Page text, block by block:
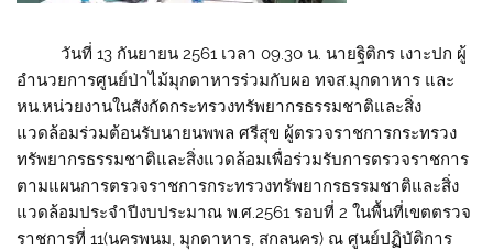
วันที่ 13 กันยายน 2561 เวลา 09.30 น. นายฐิติกร เงาะปก ผู้
อำนวยการศูนย์ป่าไม้มุกดาหารร่วมกับผอ ทจส.มุกดาหาร และ
หน.หน่วยงานในสังกัดกระทรวงทรัพยากรธรรมชาติและสิ่ง
แวดล้อมร่วมต้อนรับนายนพพล ศรีสุข ผู้ตรวจราชการกระทรวง
ทรัพยากรธรรมชาติและสิ่งแวดล้อมเพื่อร่วมรับการตรวจราชการ
ตามแผนการตรวจราชการกระทรวงทรัพยากรธรรมชาติและสิ่ง
แวดล้อมประจำปีงบประมาณ พ.ศ.2561 รอบที่ 2 ในพื้นที่เขตตรวจ
ราชการที่ 11(นครพนม, มุกดาหาร, สกลนคร) ณ ศูนย์ปฏิบัติการ